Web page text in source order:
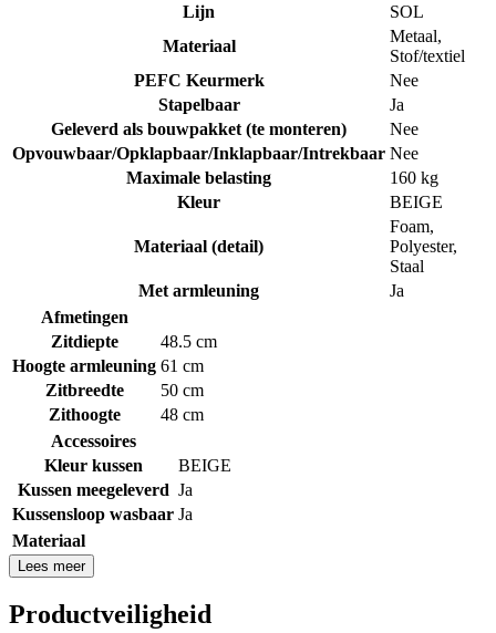
Lijn
SOL
Materiaal
Metaal,
Stof/textiel
PEFC Keurmerk
Nee
Stapelbaar
Ja
Geleverd als bouwpakket (te monteren)
Nee
Opvouwbaar/Opklapbaar/Inklapbaar/Intrekbaar Nee
Maximale belasting
160 kg
Kleur
BEIGE
Materiaal (detail)
Foam,
Polyester,
Staal
Met armleuning
Ja
Afmetingen
Zitdiepte
48.5 cm
Hoogte armleuning 61 cm
Zitbreedte
50 cm
Zithoogte
48 cm
Accessoires
Kleur kussen
BEIGE
Kussen meegeleverd Ja
Kussensloop wasbaar Ja
Materiaal
Lees meer
Productveiligheid